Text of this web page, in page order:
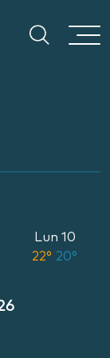
Lun 10
22° 20°